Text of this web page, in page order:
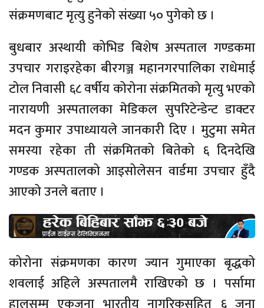
संक्रमणबाट मृत्यु हुनेको संख्या ५० पुगेको छ ।
बुधबार अस्थायी कोभिड बिशेष अस्पताल गण्डकमा
उपचार गराइरहेका बीरगञ्ज महानगरपालिका राधेमाई
टोल निवासी ६८ वर्षीय कोरोना संक्रमितको मृत्यु भएको
नारायणी अस्पतालका मेडिकल सुपरिटेन्डेन्ट डाक्टर
मदन कुमार उपाध्यायले जानकारी दिए । मुटुमा समेत
समस्या रहेका ती संक्रमितको बितेको ६ दिनदेखि
गण्डक अस्पतालको आइसोलेसन वार्डमा उपचार हुँदै
आएको उनले बताए ।
कोरोना संक्रमणका कारण ज्यान गुमाएका बृद्धको
शवलाई अहिले अस्पतालमै राखिएको छ । पर्सामा